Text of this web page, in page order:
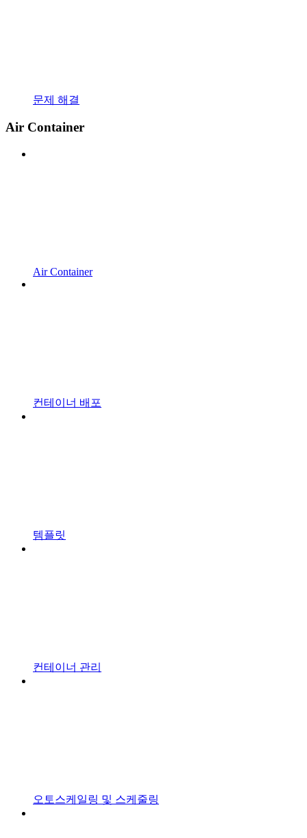
문제 해결
Air Container
Air Container
컨테이너 배포
템플릿
컨테이너 관리
오토스케일링 및 스케줄링